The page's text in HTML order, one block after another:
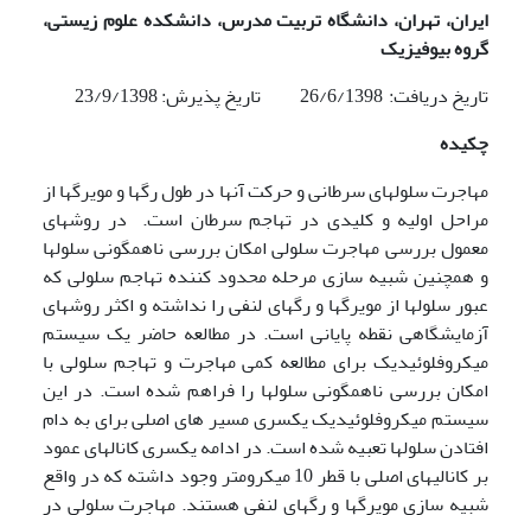
ایران، تهران، دانشگاه تربیت مدرس، دانشکده علوم زیستی،
گروه بیوفیزیک
تاریخ دریافت:
چکیده
مهاجرت سلولهای سرطانی و حرکت آنها در طول رگها و مویرگها از
مراحل اولیه و کلیدی در تهاجم سرطان است. در روشهای
معمول بررسی مهاجرت سلولی امکان بررسی ناهمگونی سلولها
و همچنین شبیه سازی مرحله محدود کننده تهاجم سلولی که
عبور سلولها از مویرگها و رگهای لنفی را نداشته و اکثر روشهای
آزمایشگاهی نقطه پایانی است. در مطالعه حاضر یک سیستم
میکروفلوئیدیک برای مطالعه کمی مهاجرت و تهاجم سلولی با
امکان بررسی ناهمگونی سلولها را فراهم شده است. در این
سیستم میکروفلوئیدیک یکسری مسیر های اصلی برای به دام
افتادن سلولها تعبیه شده است. در ادامه یکسری کانالهای عمود
بر کانالیهای اصلی با قطر 10 میکرومتر وجود داشته که در واقع
شبیه سازی مویرگها و رگهای لنفی هستند. مهاجرت سلولی در